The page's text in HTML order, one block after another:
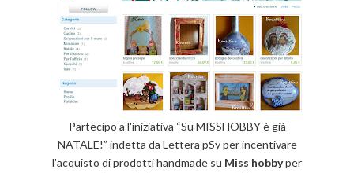
Partecipo a l'iniziativa “Su MISSHOBBY è già
NATALE!” indetta da Lettera pSyper incentivare
l'acquisto di prodotti handmade su Miss hobbyper